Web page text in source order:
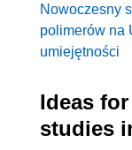
Nowoczesny
polimerów na
umiejętności
Ideas
studies